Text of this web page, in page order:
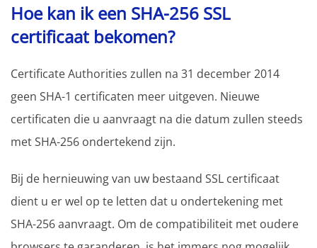
Hoe kan ik een SHA-256 SSL
certificaat bekomen?
Certificate Authorities zullen na 31 december 2014
geen SHA-1 certificaten meer uitgeven. Nieuwe
certificaten die u aanvraagt na die datum zullen steeds
met SHA-256 ondertekend zijn.
Bij de hernieuwing van uw bestaand SSL certificaat
dient u er wel op te letten dat u ondertekening met
SHA-256 aanvraagt. Om de compatibiliteit met oudere